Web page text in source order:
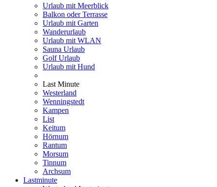
Urlaub mit Meerblick
Balkon oder Terrasse
Urlaub mit Garten
Wanderurlaub
Urlaub mit WLAN
Sauna Urlaub
Golf Urlaub
Urlaub mit Hund
Last Minute
Westerland
Wenningstedt
Kampen
List
Keitum
Hörnum
Rantum
Morsum
Tinnum
Archsum
Lastminute